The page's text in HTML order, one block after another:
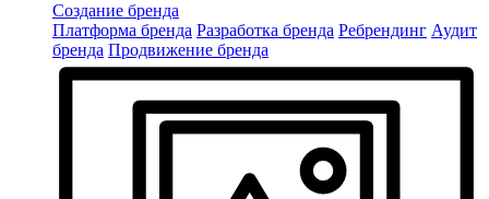
Создание бренда
Платформа бренда Разработка бренда Ребрендинг Аудит
бренда Продвижение бренда